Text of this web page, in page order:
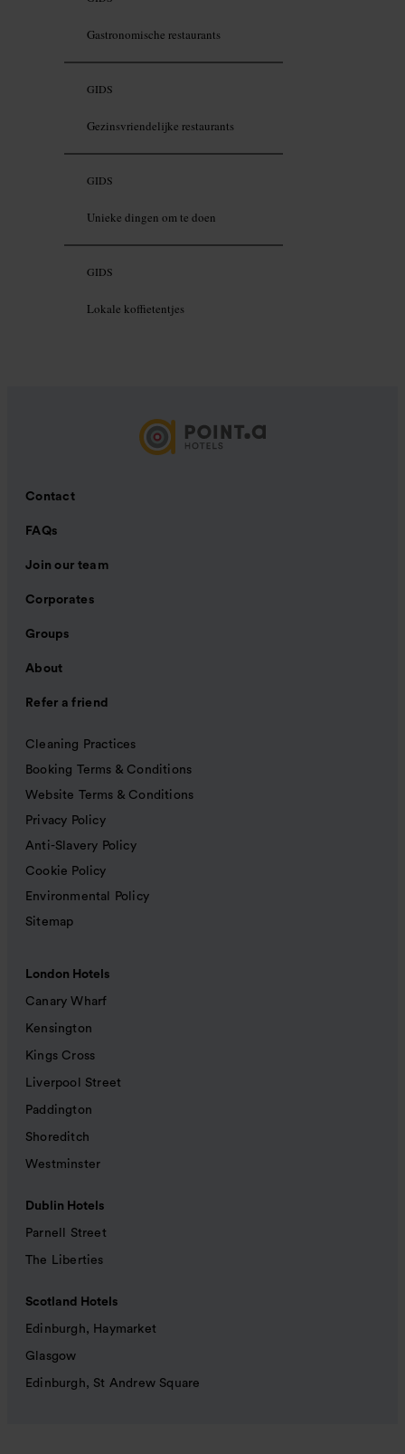
Gastronomische restaurants
GIDS
Gezinsvriendelijke restaurants
GIDS
Unieke dingen om te doen
GIDS
Lokale koffietentjes
Contact
FAQs
Join our team
Corporates
Groups
About
Refer a friend
Cleaning Practices
Booking Terms & Conditions
Website Terms & Conditions
Privacy Policy
Anti-Slavery Policy
Cookie Policy
Environmental Policy
Sitemap
London Hotels
Canary Wharf
Kensington
Kings Cross
Liverpool Street
Paddington
Shoreditch
Westminster
Dublin Hotels
Parnell Street
The Liberties
Scotland Hotels
Edinburgh, Haymarket
Glasgow
Edinburgh, St Andrew Square